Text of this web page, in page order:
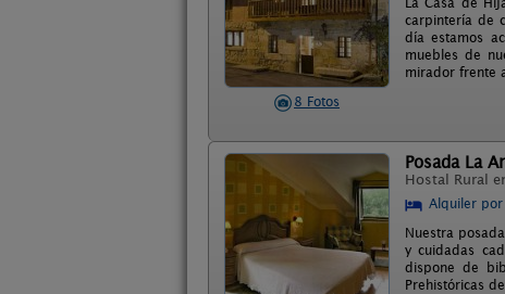
8 Fotos
carpintería de
día estamos
muebles de
mirador frente
Posada La
Hostal Rural
Alquiler por
Nuestra
y cuidadas
dispone de
Prehistóricas